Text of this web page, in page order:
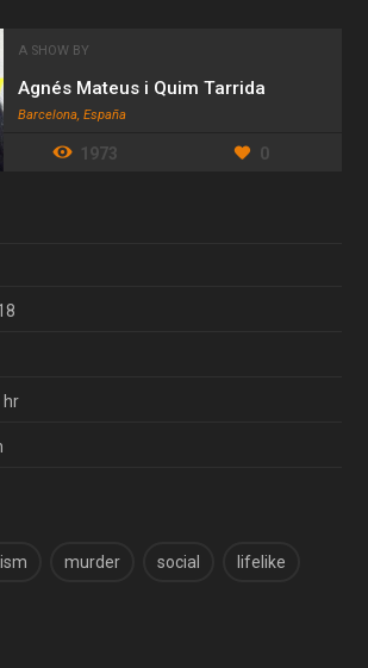
A SHOW BY
Agnés Mateus i Quim Tarrida
Barcelona, España
1973 0
hr
murder social lifelike